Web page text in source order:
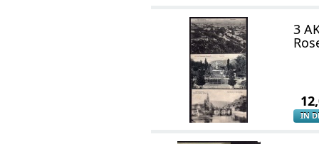
3
IN